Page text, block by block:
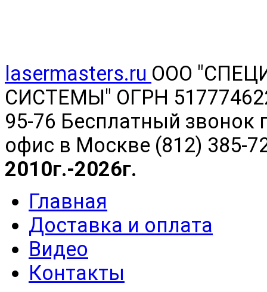
lasermasters.ru ООО "
СИСТЕМЫ" ОГРН
95-76 Бесплатный звонок
офис в Москве (812) 385-
2010г.-2026г.
Главная
Доставка и оплата
Видео
Контакты